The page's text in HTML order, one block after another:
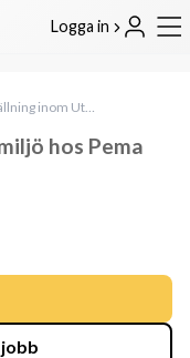
Logga in
Säsongsanställning inom Utemiljö hos Pema Partner i Norrköping
hos Pema